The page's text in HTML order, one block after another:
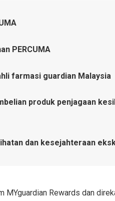
PERCUMA
farmasi guardian Malaysia
produk penjagaan
dan kesejahteraan
MYguardian Rewards dan